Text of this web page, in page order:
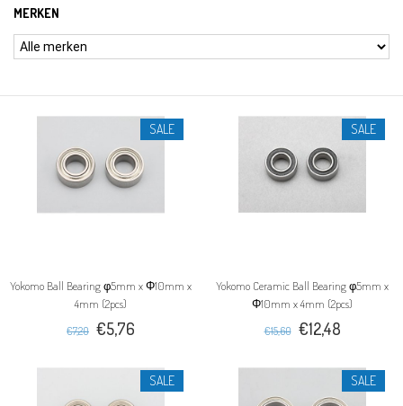
MERKEN
SALE
Yokomo Ball Bearing φ5mm x Φ10mm x
4mm (2pcs)
€7,20 €5,76
SALE
Yokomo Ceramic Ball Bearing φ5mm x
Φ10mm x 4mm (2pcs)
€15,60 €12,48
SALE SALE